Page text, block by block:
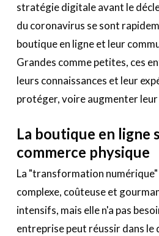
stratégie digitale avant le
du coronavirus se sont
boutique en ligne et leur
Grandes comme petites, ces
leurs connaissances et leur
protéger, voire augmenter
La boutique en ligne
commerce physique
La "transformation
complexe, coûteuse et
intensifs, mais elle n'a pas
entreprise peut réussir dans le